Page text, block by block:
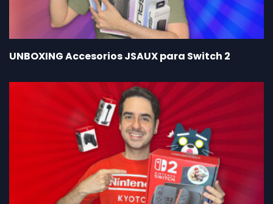
UNBOXING Accesorios JSAUX para Switch 2